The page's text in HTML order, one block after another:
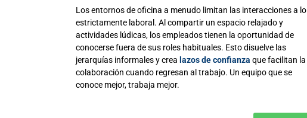
Los entornos de oficina a menudo limitan las interacciones a lo
estrictamente laboral. Al compartir un espacio relajado y
actividades lúdicas, los empleados tienen la oportunidad de
conocerse fuera de sus roles habituales. Esto disuelve las
jerarquías informales y crea lazos de confianza que facilitan la
colaboración cuando regresan al trabajo. Un equipo que se
conoce mejor, trabaja mejor.